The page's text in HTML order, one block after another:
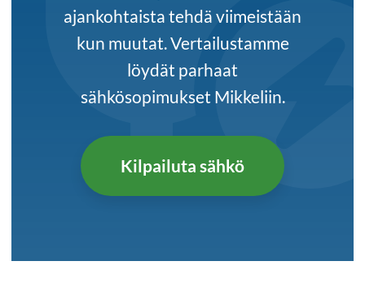
ajankohtaista tehdä viimeistään
kun muutat. Vertailustamme
löydät parhaat
sähkösopimukset Mikkeliin.
Kilpailuta sähkö